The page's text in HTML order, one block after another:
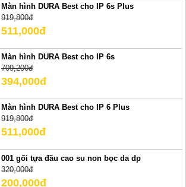
Màn hình DURA Best cho IP 6s Plus
919,800đ
511,000đ
Màn hình DURA Best cho IP 6s
709,200đ
394,000đ
Màn hình DURA Best cho IP 6 Plus
919,800đ
511,000đ
001 gối tựa đầu cao su non bọc da dp
320,000đ
200,000đ